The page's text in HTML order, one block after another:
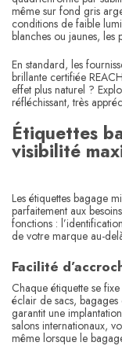
même sur fond gris
conditions de faible
blanches ou jaunes, les
En standard, les
brillante certifiée
effet plus naturel ?
réfléchissant, très
Étiquettes
visibilité
Les étiquettes bagage
parfaitement aux
fonctions :
de votre marque au-
Facilité
Chaque étiquette se
éclair de sacs,
garantit une
salons internationaux,
même lorsque le